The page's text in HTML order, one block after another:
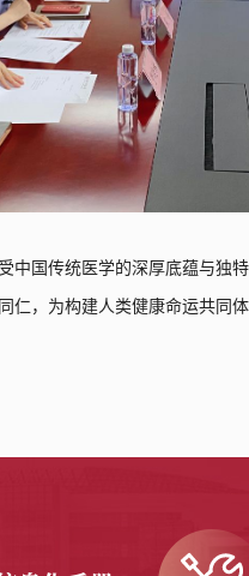
中国传统医学的深厚底蕴与独
仁，为构建人类健康命运共同